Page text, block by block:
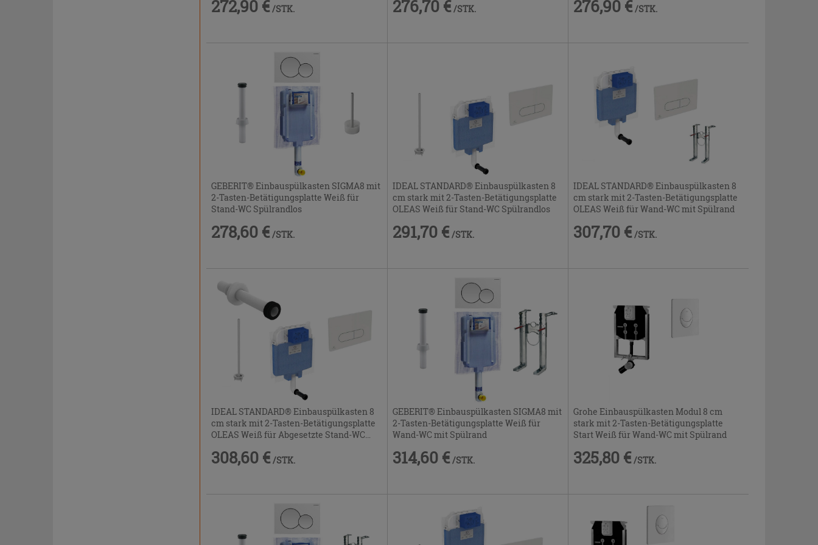
272,90 € /STK. 276,70 € /STK. 276,90 € /STK.
GEBERIT® Einbauspülkasten SIGMA8 mit
2-Tasten-Betätigungsplatte Weiß für
Stand-WC Spülrandlos
278,60 € /STK.
IDEAL STANDARD® Einbauspülkasten 8
cm stark mit 2-Tasten-Betätigungsplatte
OLEAS Weiß für Stand-WC Spülrandlos
291,70 € /STK.
IDEAL STANDARD® Einbauspülkasten 8
cm stark mit 2-Tasten-Betätigungsplatte
OLEAS Weiß für Wand-WC mit Spülrand
307,70 € /STK.
IDEAL STANDARD® Einbauspülkasten 8
cm stark mit 2-Tasten-Betätigungsplatte
OLEAS Weiß für Abgesetzte Stand-WC
308,60 € /STK.
GEBERIT® Einbauspülkasten SIGMA8 mit
2-Tasten-Betätigungsplatte Weiß für
Wand-WC mit Spülrand
314,60 € /STK.
Grohe Einbauspülkasten Modul 8 cm
stark mit 2-Tasten-Betätigungsplatte
Start Weiß für Wand-WC mit Spülrand
325,80 € /STK.